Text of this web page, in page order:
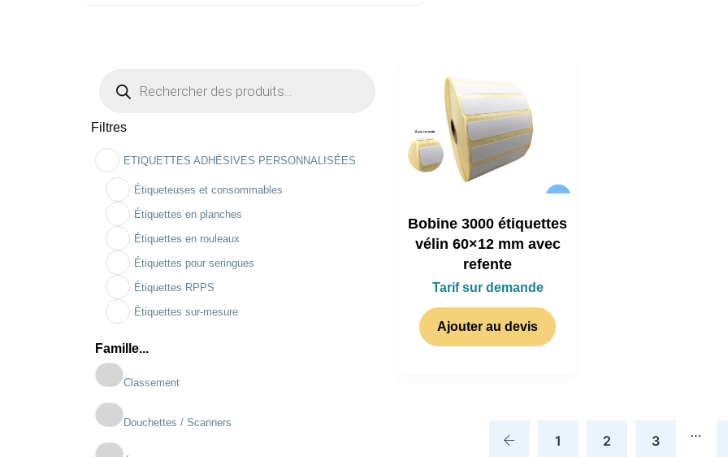
Filtres
ETIQUETTES ADHÉSIVES PERSONNALISÉES
Étiqueteuses et consommables
Étiquettes en planches
Étiquettes en rouleaux
Étiquettes pour seringues
Étiquettes RPPS
Étiquettes sur-mesure
Famille...
Classement
Douchettes / Scanners
Bobine 3000 étiquettes
vélin 60×12 mm avec
refente
Tarif sur demande
Ajouter au devis
1 2 3 …